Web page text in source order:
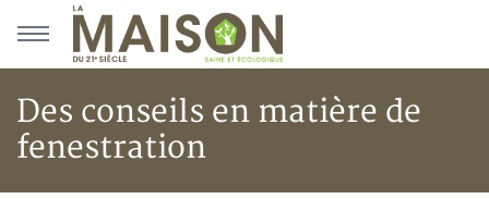
Aller au menu principal
Aller au contenu principal
Des conseils en matière de
fenestration